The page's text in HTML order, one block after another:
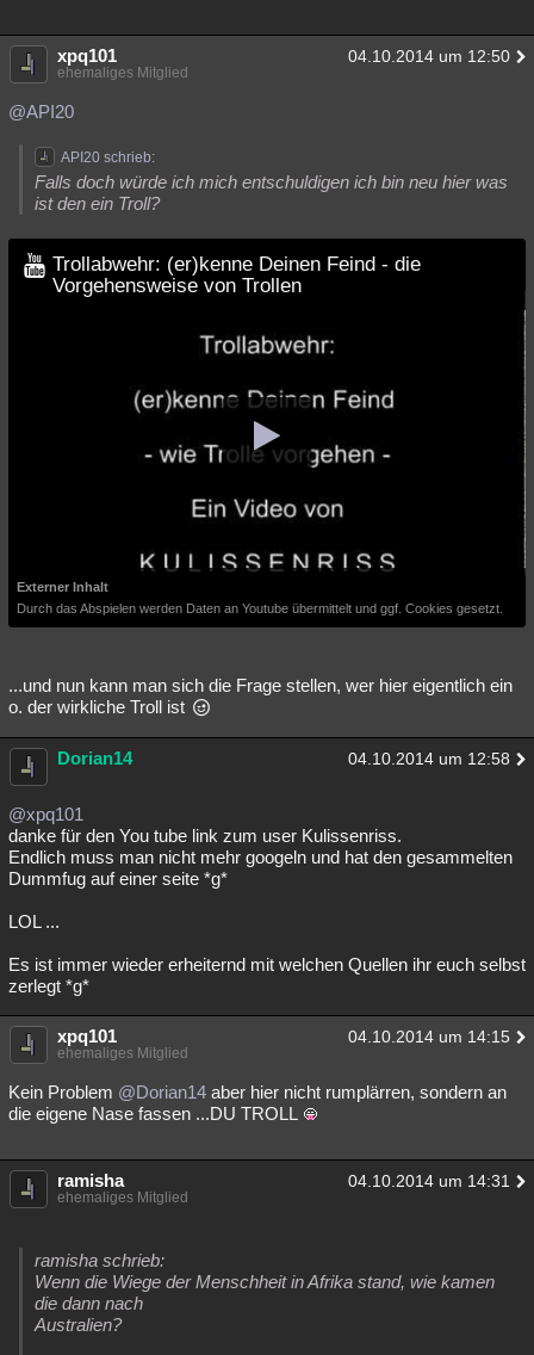
xpq101 04.10.2014 um 12:50
ehemaliges Mitglied
@API20
API20 schrieb:
Falls doch würde ich mich entschuldigen ich bin neu hier was
ist den ein Troll?
Trollabwehr: (er)kenne Deinen Feind - die
Vorgehensweise von Trollen
Externer Inhalt
Durch das Abspielen werden Daten an Youtube übermittelt und ggf. Cookies gesetzt.
...und nun kann man sich die Frage stellen, wer hier eigentlich ein
o. der wirkliche Troll ist
Dorian14 04.10.2014 um 12:58
@xpq101
danke für den You tube link zum user Kulissenriss.
Endlich muss man nicht mehr googeln und hat den gesammelten
Dummfug auf einer seite *g*
LOL ...
Es ist immer wieder erheiternd mit welchen Quellen ihr euch selbst
zerlegt *g*
xpq101 04.10.2014 um 14:15
ehemaliges Mitglied
Kein Problem @Dorian14 aber hier nicht rumplärren, sondern an
die eigene Nase fassen ...DU TROLL
ramisha 04.10.2014 um 14:31
ehemaliges Mitglied
ramisha schrieb:
Wenn die Wiege der Menschheit in Afrika stand, wie kamen
die dann nach
Australien?